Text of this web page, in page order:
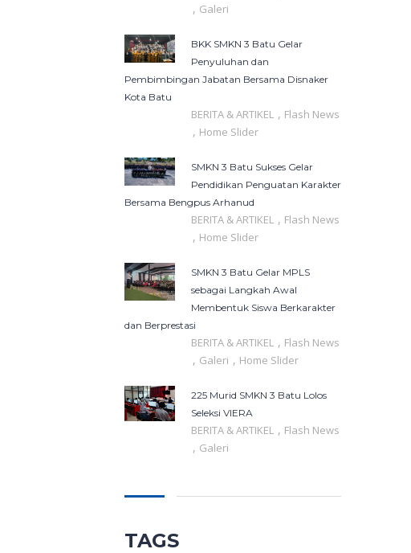
, Galeri
BKK SMKN 3 Batu Gelar
Penyuluhan dan
Pembimbingan Jabatan Bersama Disnaker
Kota Batu
BERITA & ARTIKEL , Flash News
, Home Slider
SMKN 3 Batu Sukses Gelar
Pendidikan Penguatan Karakter
Bersama Bengpus Arhanud
BERITA & ARTIKEL , Flash News
, Home Slider
SMKN 3 Batu Gelar MPLS
sebagai Langkah Awal
Membentuk Siswa Berkarakter
dan Berprestasi
BERITA & ARTIKEL , Flash News
, Galeri , Home Slider
225 Murid SMKN 3 Batu Lolos
Seleksi VIERA
BERITA & ARTIKEL , Flash News
, Galeri
TAGS